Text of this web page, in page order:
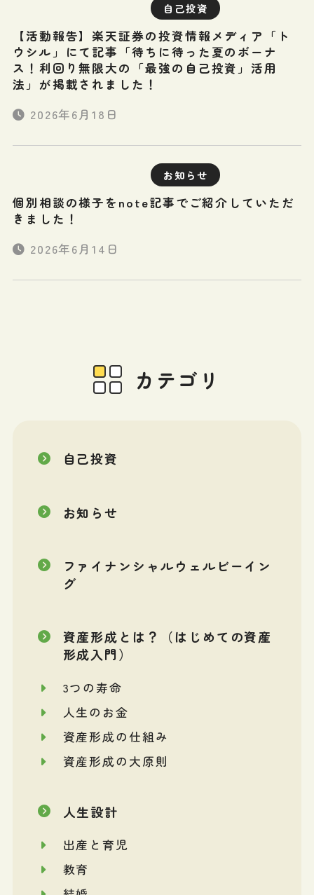
自己投資
【活動報告】楽天証券の投資情報メディア「ト
ウシル」にて記事「待ちに待った夏のボーナ
ス！利回り無限大の「最強の自己投資」活用
法」が掲載されました！
2026年6月18日
お知らせ
個別相談の様子をnote記事でご紹介していただ
きました！
2026年6月14日
カテゴリ
自己投資
お知らせ
ファイナンシャルウェルビーイン
グ
資産形成とは？（はじめての資産
形成入門）
3つの寿命
人生のお金
資産形成の仕組み
資産形成の大原則
人生設計
出産と育児
教育